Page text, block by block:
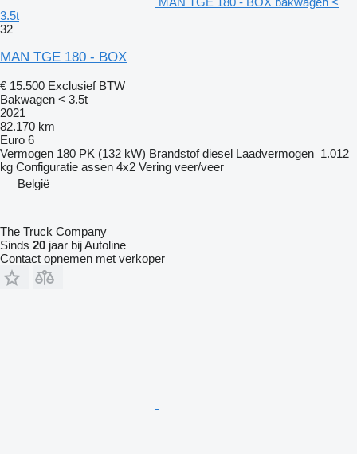
3.5t
32
MAN TGE 180 - BOX
€ 15.500 Exclusief BTW
Bakwagen < 3.5t
2021
82.170 km
Euro 6
Vermogen 180 PK (132 kW) Brandstof diesel Laadvermogen 1.012
kg Configuratie assen 4x2 Vering veer/veer
België
The Truck Company
Sinds 20 jaar bij Autoline
Contact opnemen met verkoper